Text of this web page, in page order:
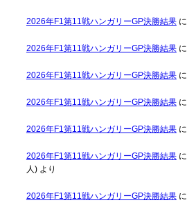
2026年F1第11戦ハンガリーGP決勝結果に
2026年F1第11戦ハンガリーGP決勝結果に
2026年F1第11戦ハンガリーGP決勝結果に
2026年F1第11戦ハンガリーGP決勝結果に
2026年F1第11戦ハンガリーGP決勝結果に
2026年F1第11戦ハンガリーGP決勝結果に
人)より
2026年F1第11戦ハンガリーGP決勝結果に